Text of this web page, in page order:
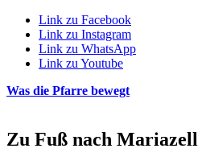
Link zu Facebook
Link zu Instagram
Link zu WhatsApp
Link zu Youtube
Was die Pfarre bewegt
Zu Fuß nach Mariazell